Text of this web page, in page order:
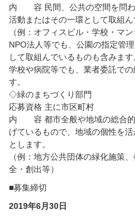
内 容 民間、公共の空間を問わ
活動またはその一環として取組ん
（例：オフィスビル・学校・マ
NPO法人等でも、公園の指定管
して取組んでいるものも含みます
学校や病院等でも、業者委託で
す。
◇緑のまちづくり部門
応募資格 主に市区町村
内 容 都市全般や地域の総合的
げているもので、地域の個性を
とします。
（例：地方公共団体の緑化施策
全・創出等）
■募集締切
2019年6月30日